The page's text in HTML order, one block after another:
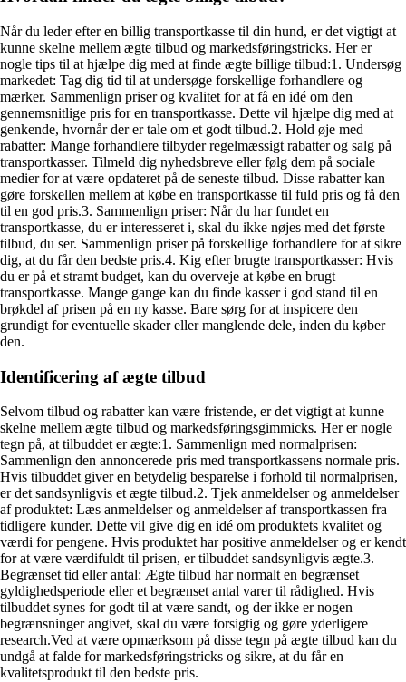
Når du leder efter en billig transportkasse til din hund, er det vigtigt at
kunne skelne mellem ægte tilbud og markedsføringstricks. Her er
nogle tips til at hjælpe dig med at finde ægte billige tilbud:1. Undersøg
markedet: Tag dig tid til at undersøge forskellige forhandlere og
mærker. Sammenlign priser og kvalitet for at få en idé om den
gennemsnitlige pris for en transportkasse. Dette vil hjælpe dig med at
genkende, hvornår der er tale om et godt tilbud.2. Hold øje med
rabatter: Mange forhandlere tilbyder regelmæssigt rabatter og salg på
transportkasser. Tilmeld dig nyhedsbreve eller følg dem på sociale
medier for at være opdateret på de seneste tilbud. Disse rabatter kan
gøre forskellen mellem at købe en transportkasse til fuld pris og få den
til en god pris.3. Sammenlign priser: Når du har fundet en
transportkasse, du er interesseret i, skal du ikke nøjes med det første
tilbud, du ser. Sammenlign priser på forskellige forhandlere for at sikre
dig, at du får den bedste pris.4. Kig efter brugte transportkasser: Hvis
du er på et stramt budget, kan du overveje at købe en brugt
transportkasse. Mange gange kan du finde kasser i god stand til en
brøkdel af prisen på en ny kasse. Bare sørg for at inspicere den
grundigt for eventuelle skader eller manglende dele, inden du køber
den.
Identificering af ægte tilbud
Selvom tilbud og rabatter kan være fristende, er det vigtigt at kunne
skelne mellem ægte tilbud og markedsføringsgimmicks. Her er nogle
tegn på, at tilbuddet er ægte:1. Sammenlign med normalprisen:
Sammenlign den annoncerede pris med transportkassens normale pris.
Hvis tilbuddet giver en betydelig besparelse i forhold til normalprisen,
er det sandsynligvis et ægte tilbud.2. Tjek anmeldelser og anmeldelser
af produktet: Læs anmeldelser og anmeldelser af transportkassen fra
tidligere kunder. Dette vil give dig en idé om produktets kvalitet og
værdi for pengene. Hvis produktet har positive anmeldelser og er kendt
for at være værdifuldt til prisen, er tilbuddet sandsynligvis ægte.3.
Begrænset tid eller antal: Ægte tilbud har normalt en begrænset
gyldighedsperiode eller et begrænset antal varer til rådighed. Hvis
tilbuddet synes for godt til at være sandt, og der ikke er nogen
begrænsninger angivet, skal du være forsigtig og gøre yderligere
research.Ved at være opmærksom på disse tegn på ægte tilbud kan du
undgå at falde for markedsføringstricks og sikre, at du får en
kvalitetsprodukt til den bedste pris.